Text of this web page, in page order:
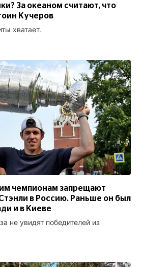
За океаном считают, что
Кучеров
хватает.
чемпионам запрещают
в Россию. Раньше он был
и в Киеве
не увидят победителей из